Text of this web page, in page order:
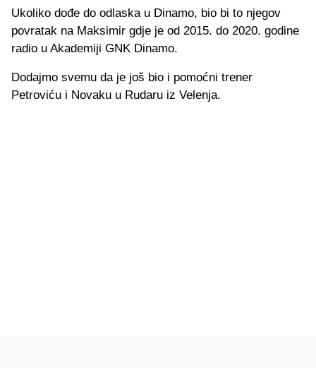
Ukoliko dođe do odlaska u Dinamo, bio bi to njegov
povratak na Maksimir gdje je od 2015. do 2020. godine
radio u Akademiji GNK Dinamo.
Dodajmo svemu da je još bio i pomoćni trener
Petroviću i Novaku u Rudaru iz Velenja.